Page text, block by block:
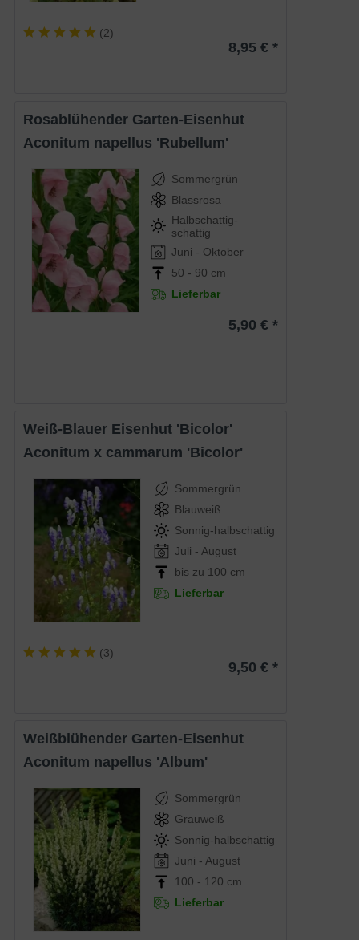
(2)
8,95 € *
Rosablühender Garten-Eisenhut
Aconitum napellus 'Rubellum'
Sommergrün
Blassrosa
Halbschattig-
schattig
Juni - Oktober
50 - 90 cm
Lieferbar
5,90 € *
Weiß-Blauer Eisenhut 'Bicolor'
Aconitum x cammarum 'Bicolor'
Sommergrün
Blauweiß
Sonnig-halbschattig
Juli - August
bis zu 100 cm
Lieferbar
(3)
9,50 € *
Weißblühender Garten-Eisenhut
Aconitum napellus 'Album'
Sommergrün
Grauweiß
Sonnig-halbschattig
Juni - August
100 - 120 cm
Lieferbar